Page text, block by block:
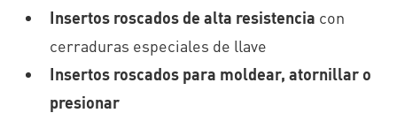
Insertos roscados de alta resistencia con
cerraduras especiales de llave
Insertos roscados para moldear, atornillar o
presionar